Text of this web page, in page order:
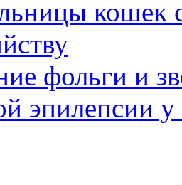
кошек
фольги и
эпилепсии